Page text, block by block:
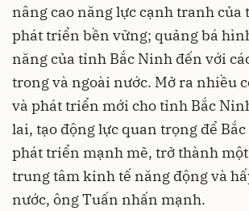
nâng cao năng lực cạnh tranh của
phát triển bền vững; quảng bá
năng của tỉnh Bắc Ninh đến với
trong và ngoài nước. Mở ra nhiều
và phát triển mới cho tỉnh Bắc
lai, tạo động lực quan trọng để
phát triển mạnh mẽ, trở thành
trung tâm kinh tế năng động và
nước, ông Tuấn nhấn mạnh.